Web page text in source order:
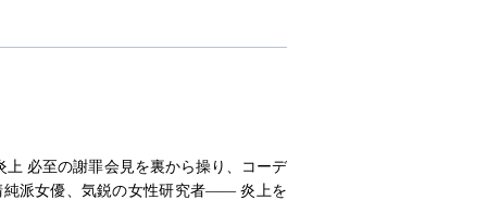
必至の謝罪会見を裏から操り、コーデ
純派女優、気鋭の女性研究者―― 炎上を